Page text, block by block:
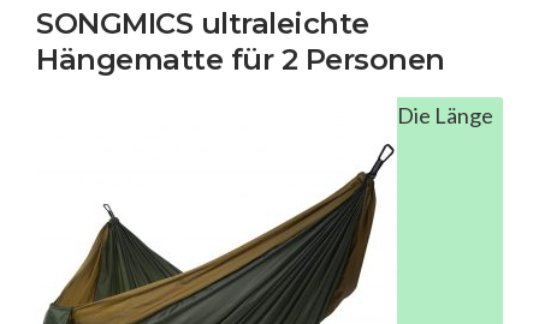
SONGMICS ultraleichte
Hängematte für 2 Personen
Die Länge